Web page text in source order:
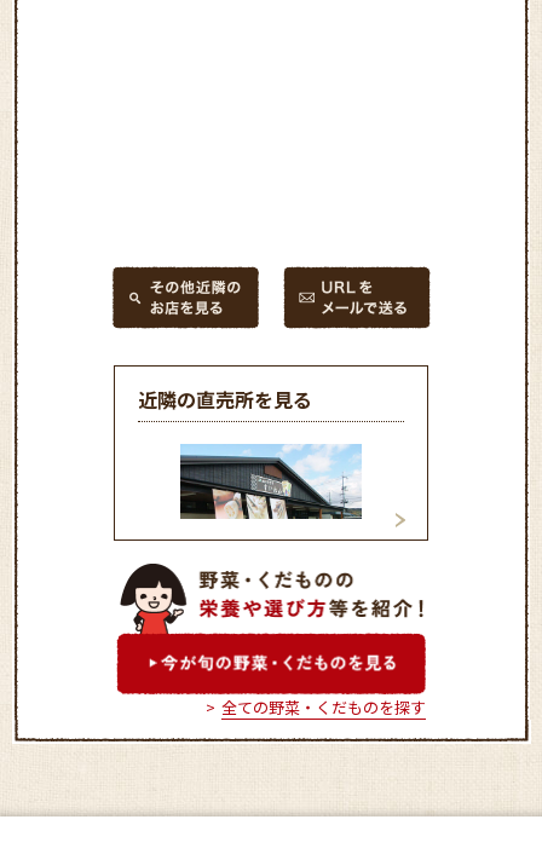
近隣の直売所を見る
福田青空市「すいれん」
早島町直売所ふ
市
全ての野菜・くだものを探す